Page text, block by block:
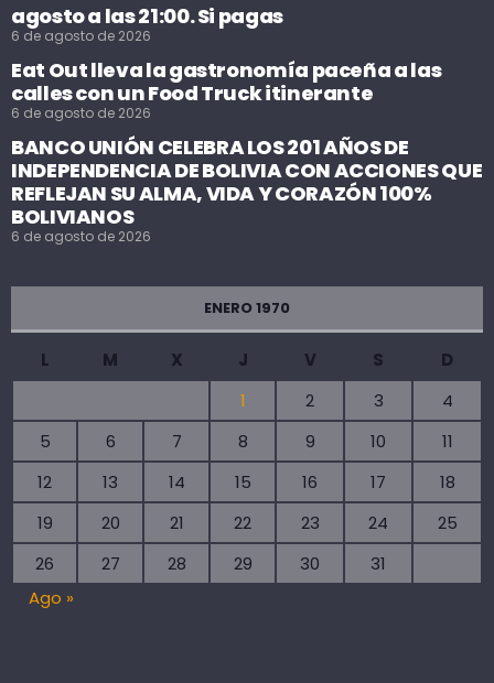
agosto a las 21:00. Si pagas
6 de agosto de 2026
Eat Out lleva la gastronomía paceña a las
calles con un Food Truck itinerante
6 de agosto de 2026
BANCO UNIÓN CELEBRA LOS 201 AÑOS DE
INDEPENDENCIA DE BOLIVIA CON ACCIONES QUE
REFLEJAN SU ALMA, VIDA Y CORAZÓN 100%
BOLIVIANOS
6 de agosto de 2026
ENERO 1970
L M X J V S
D
1
2 3
4
5
6 7 8 9 10
11
12
13 14 15 16 17
18
19
20 21 22 23 24
25
26
27 28 29 30
31
Ago »